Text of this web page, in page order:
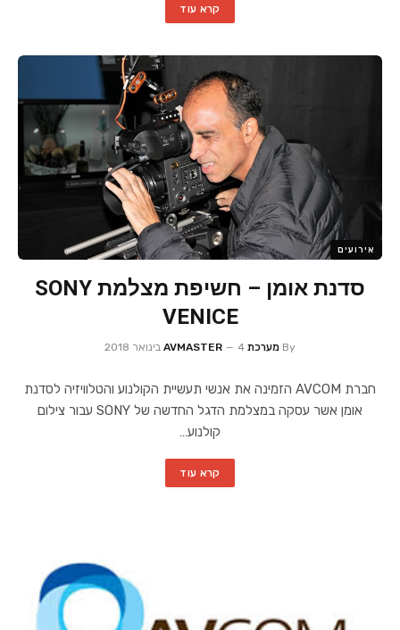
קרא עוד
אירועים
סדנת אומן – חשיפת מצלמת SONY
VENICE
By מערכת AVMASTER 4 בינואר 2018
חברת AVCOM הזמינה את אנשי תעשיית הקולנוע והטלוויזיה לסדנת
אומן אשר עסקה במצלמת הדגל החדשה של SONY עבור צילום
קולנוע…
קרא עוד